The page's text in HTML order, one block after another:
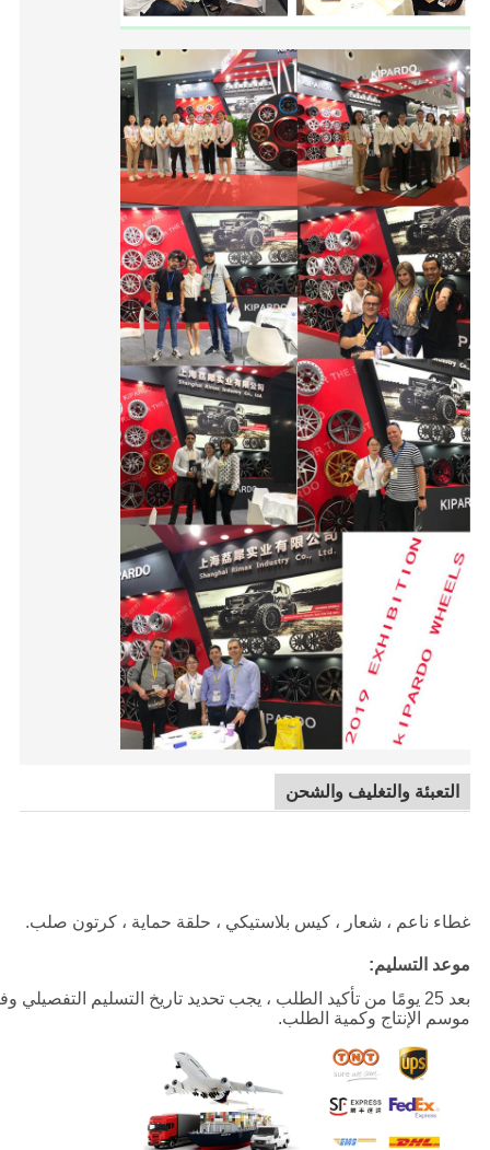
التعبئة والتغليف والشحن
غطاء ناعم ، شعار ، كيس بلاستيكي ، حلقة حماية ، كرتون صلب.
موعد التسليم:
بعد 25 يومًا من تأكيد الطلب ، يجب تحديد تاريخ التسليم التفصيلي وفقًا لـ
موسم الإنتاج وكمية الطلب.